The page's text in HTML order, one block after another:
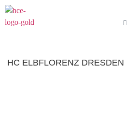
HC ELBFLORENZ DRESDEN